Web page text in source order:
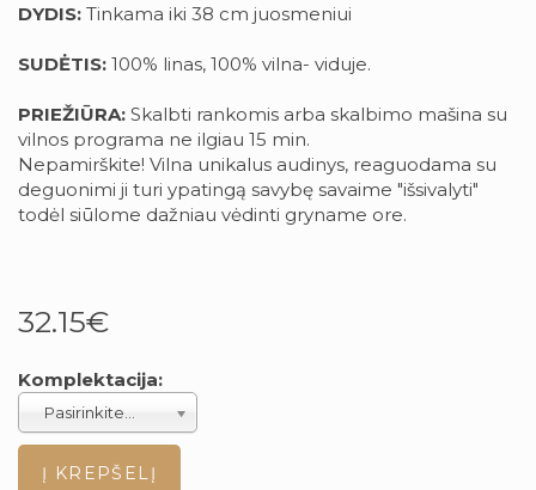
DYDIS: Tinkama iki 38 cm juosmeniui
SUDĖTIS: 100% linas, 100% vilna- viduje.
PRIEŽIŪRA: Skalbti rankomis arba skalbimo mašina su
vilnos programa ne ilgiau 15 min.
Nepamirškite! Vilna unikalus audinys, reaguodama su
deguonimi ji turi ypatingą savybę savaime "išsivalyti"
todėl siūlome dažniau vėdinti gryname ore.
32.15€
Komplektacija:
Pasirinkite...